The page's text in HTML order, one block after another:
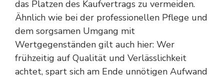
das Platzen des Kaufvertrags zu vermeiden.
Ähnlich wie bei der professionellen Pflege und
dem sorgsamen Umgang mit
Wertgegenständen gilt auch hier: Wer
frühzeitig auf Qualität und Verlässlichkeit
achtet, spart sich am Ende unnötigen Aufwand